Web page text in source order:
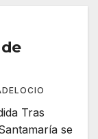
Tras
se